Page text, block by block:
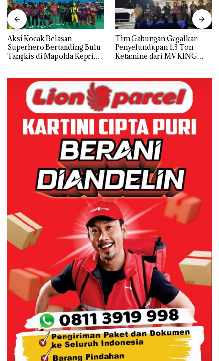
Aksi Kocak Belasan
Superhero Bertanding Bulu
Tangkis di Mapolda Kepri,
Tim Gabungan Gagalkan
Penyelundupan 1,3 Ton
Ketamine dari MV KING